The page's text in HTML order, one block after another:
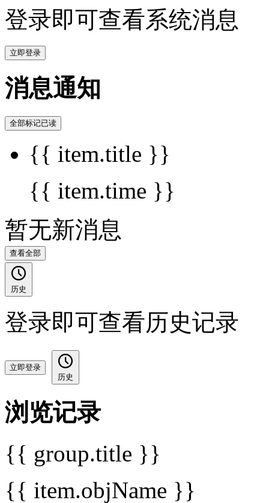
登录即可查看系统消息
立即登录
消息通知
全部标记已读
{{ item.title }}
{{ item.time }}
暂无新消息
查看全部
历史
登录即可查看历史记录
立即登录
历史
浏览记录
{{ group.title }}
{{ item.objName }}